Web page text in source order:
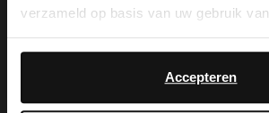
verzameld op basis van uw gebruik
Accepteren
English